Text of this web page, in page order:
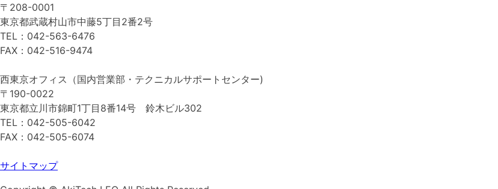
〒208-0001
東京都武蔵村山市中藤5丁目2番2号
TEL：042-563-6476
FAX：042-516-9474
西東京オフィス（国内営業部・テクニカルサポートセンター)
〒190-0022
東京都立川市錦町1丁目8番14号 鈴木ビル302
TEL：042-505-6042
FAX：042-505-6074
サイトマップ